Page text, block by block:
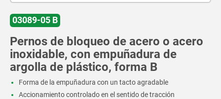
03089-05 B
Pernos de bloqueo de acero o acero
inoxidable, con empuñadura de
argolla de plástico, forma B
Forma de la empuñadura con un tacto agradable
Accionamiento controlado en el sentido de tracción